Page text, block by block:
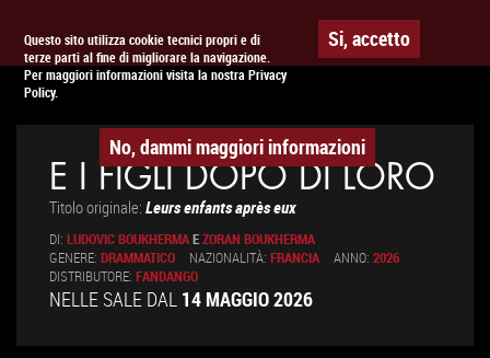
Questo sito utilizza cookie tecnici propri e di
terze parti al fine di migliorare la navigazione.
Per maggiori informazioni visita la nostra Privacy
Policy.
Si, accetto
No, dammi maggiori informazioni
APPUNTAMENTO AL CINEMA
E I FIGLI DOPO DI LORO
Titolo originale: Leurs enfants après eux
DI: LUDOVIC BOUKHERMAEZORAN BOUKHERMA
GENERE: DRAMMATICO NAZIONALITÀ: FRANCIA ANNO: 2026
DISTRIBUTORE: FANDANGO
NELLE SALE DAL 14 MAGGIO 2026